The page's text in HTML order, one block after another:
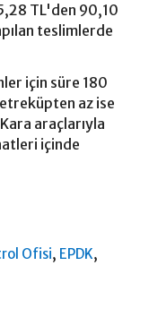
TL'den 90,10
teslimlerde
için süre 180
az ise
araçlarıyla
içinde
Ofisi, EPDK,